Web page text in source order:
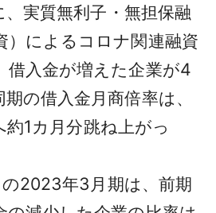
実質無利子・無担保融
）によるコロナ関連融資
借入金が増えた企業が4
の借入金月商倍率は、
1カ月分跳ね上がっ
2023年3月期は、前期